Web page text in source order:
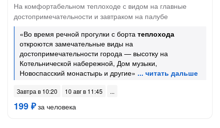
На комфортабельном теплоходе с видом на главные
достопримечательности и завтраком на палубе
«Во время речной прогулки с борта теплохода
откроются замечательные виды на
достопримечательности города — высотку на
Котельнической набережной, Дом музыки,
Новоспасский монастырь и другие»
Завтра в 10:20 10 авг в 11:45
199 ₽за человека